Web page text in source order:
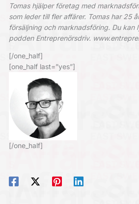
Tomas hjälper företag med
som leder till fler affärer. Tomas har 25
försäljning och marknadsföring. Du kan
podden Entreprenörsdriv.
[/one_half]
[one_half last=”yes”]
[/one_half]